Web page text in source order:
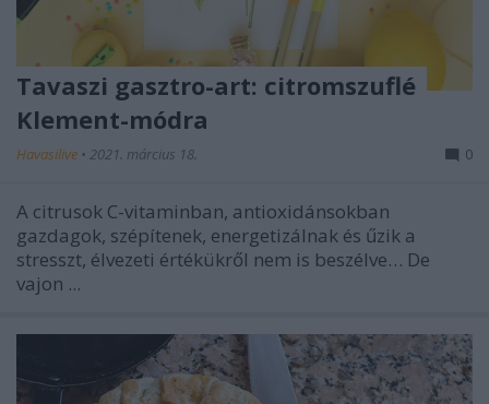
Tavaszi gasztro-art: citromszuflé
Klement-módra
Havasilive • 2021. március 18. 0
A citrusok C-vitaminban, antioxidánsokban
gazdagok, szépítenek, energetizálnak és űzik a
stresszt, élvezeti értékükről nem is beszélve… De
vajon ...